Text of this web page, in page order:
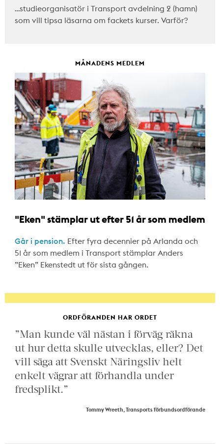
…studieorganisatör i Transport avdelning 2 (hamn)
som vill tipsa läsarna om fackets kurser. Varför?
MÅNADENS MEDLEM
"Eken" stämplar ut efter 51 år som medlem
Går i pension. Efter fyra decennier på Arlanda och
51 år som medlem i Transport stämplar Anders
”Eken” Ekenstedt ut för sista gången.
ORDFÖRANDEN HAR ORDET
”Man kunde väl nästan i förväg räkna
ut hur detta skulle utvecklas, eller? Det
vill säga att Svenskt Näringsliv helt
enkelt vägrar att förhandla under
fredsplikt.”
Tommy Wreeth, Transports förbundsordförande